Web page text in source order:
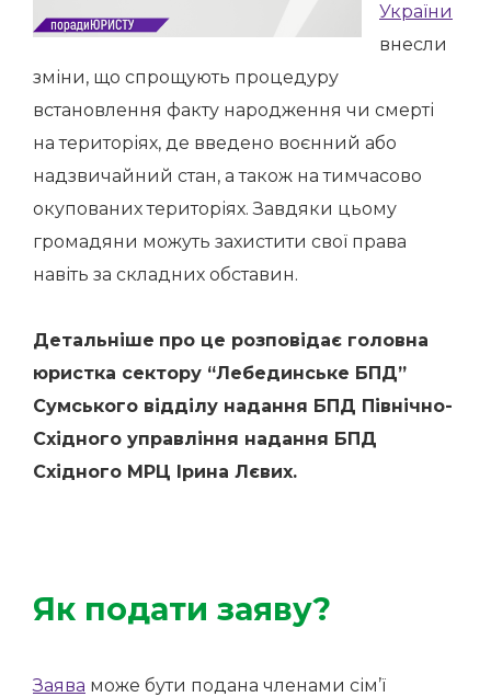
України
внесли
зміни, що спрощують процедуру
встановлення факту народження чи смерті
на територіях, де введено воєнний або
надзвичайний стан, а також на тимчасово
окупованих територіях. Завдяки цьому
громадяни можуть захистити свої права
навіть за складних обставин.
Детальніше про це розповідає головна
юристка сектору “Лебединське БПД”
Сумського відділу надання БПД Північно-
Східного управління надання БПД
Східного МРЦ Ірина Лєвих.
Як подати заяву?
Заява може бути подана членами сім’ї